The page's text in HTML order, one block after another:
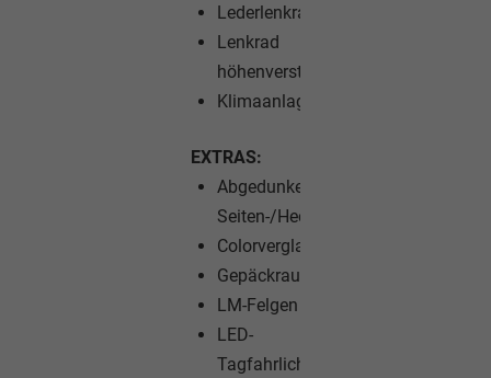
Lederlenkrad
Lenkrad
höhenverstellbar
Klimaanlage
EXTRAS:
Abgedunkelte
Seiten-/Heckscheibe
Colorverglasung
Gepäckraumabdeckung
LM-Felgen
LED-
Tagfahrlicht